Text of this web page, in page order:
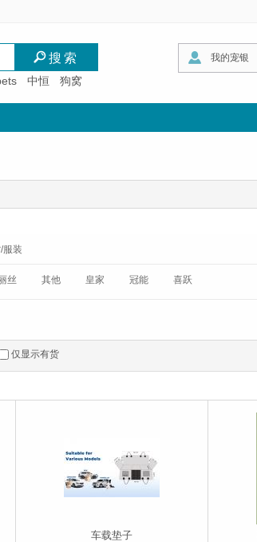
I搜索
中恒 狗窝
我的宠银
服装
丝 其他 皇家 冠能 喜跃
仅显示有货
车载垫子